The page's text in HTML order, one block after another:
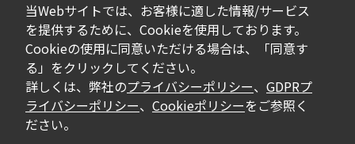
当Webサイトでは、お客様に適した情報/サービス
を提供するために、Cookieを使用しております。
Cookieの使用に同意いただける場合は、「同意す
る」をクリックしてください。
詳しくは、弊社のプライバシーポリシー、 GDPRプ
ライバシーポリシー、 Cookieポリシーをご参照く
ださい。